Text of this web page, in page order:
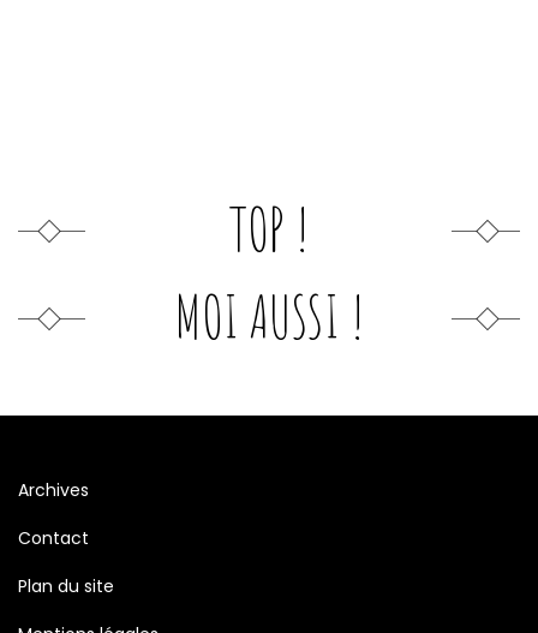
TOP !
MOI AUSSI !
Archives
Contact
Plan du site